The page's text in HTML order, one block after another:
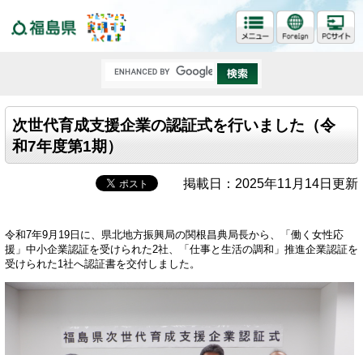
次世代育成支援企業の認証式を行いました（令
和7年度第1期）
掲載日：2025年11月14日更新
令和7年9月19日に、県北地方振興局の関根昌典局長から、「働く女性応
援」中小企業認証を受けられた2社、「仕事と生活の調和」推進企業認証を
受けられた1社へ認証書を交付しました。